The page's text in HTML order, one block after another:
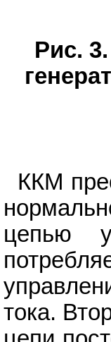
Рис.
ККМ
цепью
тока.